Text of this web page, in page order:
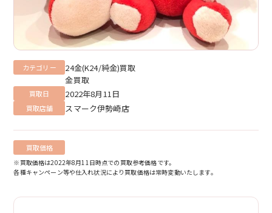
カテゴリー
24金(K24/純金)買取
金買取
買取日 2022年8月11日
買取店舗 スマーク伊勢崎店
買取価格
※買取価格は2022年8月11日時点での買取参考価格です。
各種キャンペーン等や仕入れ状況により買取価格は常時変動いたします。